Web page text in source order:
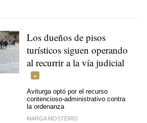
Los dueños de pisos
turísticos siguen operando
al recurrir a la vía judicial
Aviturga optó por el recurso
contencioso-administrativo contra
la ordenanza
MARGA MOSTEIRO